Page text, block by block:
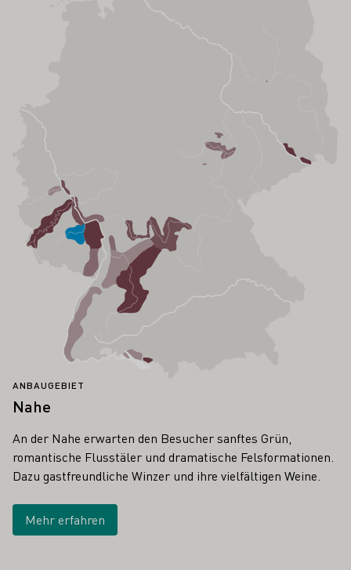
ANBAUGEBIET
Nahe
An der Nahe erwarten den Besucher sanftes Grün,
romantische Flusstäler und dramatische Felsformationen.
Dazu gastfreundliche Winzer und ihre vielfältigen Weine.
Mehr erfahren